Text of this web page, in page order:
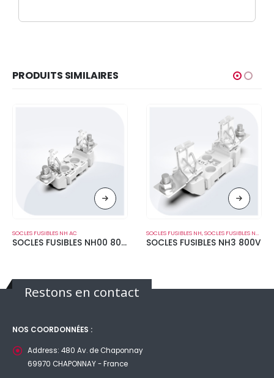
PRODUITS SIMILAIRES
SOCLES FUSIBLES NH AC
SOCLES FUSIBLES NH00 800V
SOCLES FUSIBLES NH,SOCLES FUSIBLES NH AC
SOCLES FUSIBLES NH3 800V
Restons en contact
NOS COORDONNÉES :
Address: 480 Av. de Chaponnay
69970 CHAPONNAY - France